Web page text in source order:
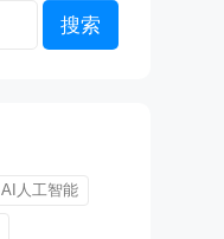
AI人工智能